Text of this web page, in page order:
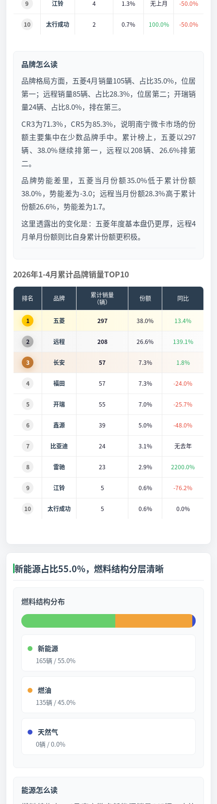
9 江铃 4 1.3% 无上月 -50.0%
10 太行成功 2 0.7% 100.0% -50.0%
品牌怎么读
品牌格局方面，五菱4月销量105辆、占比35.0%，位居
第一；远程销量85辆、占比28.3%，位居第二；开瑞销
量24辆、占比8.0%，排在第三。
CR3为71.3%，CR5为85.3%，说明南宁微卡市场的份
额主要集中在少数品牌手中。累计榜上，五菱以297
辆、38.0%继续排第一，远程以208辆、26.6%排第
二。
品牌势能差里，五菱当月份额35.0%低于累计份额
38.0%，势能差为-3.0；远程当月份额28.3%高于累计
份额26.6%，势能差为1.7。
这里透露出的变化是：五菱年度基本盘仍更厚，远程4
月单月份额则比自身累计份额更积极。
2026年1-4月累计品牌销量TOP10
排名 品牌
累计销量
（辆）
份额 同比
1 五菱 297 38.0% 13.4%
2 远程 208 26.6% 139.1%
3 长安 57 7.3% 1.8%
4 福田 57 7.3% -24.0%
5 开瑞 55 7.0% -25.7%
6 鑫源 39 5.0% -48.0%
7 比亚迪 24 3.1% 无去年
8 雷驰 23 2.9% 2200.0%
9 江铃 5 0.6% -76.2%
10 太行成功 5 0.6% 0.0%
新能源占比55.0%，燃料结构分层清晰
燃料结构分布
新能源
165辆 / 55.0%
燃油
135辆 / 45.0%
天然气
0辆 / 0.0%
能源怎么读